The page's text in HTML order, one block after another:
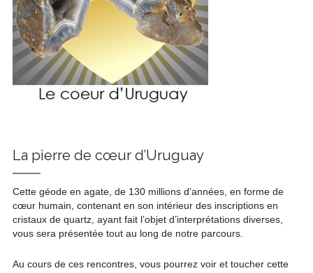
La pierre de cœur d’Uruguay
Cette géode en agate, de 130 millions d’années, en forme de
cœur humain, contenant en son intérieur des inscriptions en
cristaux de quartz, ayant fait l’objet d’interprétations diverses,
vous sera présentée tout au long de notre parcours.
Au cours de ces rencontres, vous pourrez voir et toucher cette